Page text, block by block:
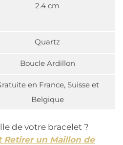
2.4 cm
Quartz
Boucle Ardillon
en France, Suisse et
Belgique
de votre bracelet ?
Retirer un Maillon de